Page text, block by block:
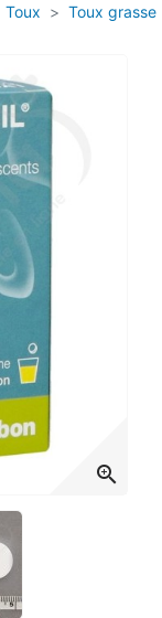
Toux Toux grasse
zoom_in